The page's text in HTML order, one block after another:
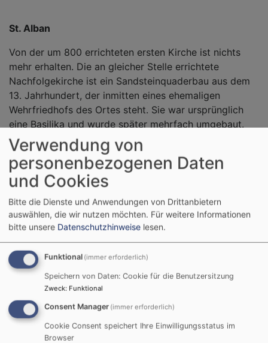
St. Alban
Von der um 800 errichteten ersten Kirche ist nichts
mehr erhalten. Die an gleicher Stelle errichtete
Nachfolgekirche ist ein Sandsteinquaderbau aus dem
13. Jahrhundert, der inmitten eines ehemaligen
Wehrfriedhofs des Ortes steht. Sie war ursprünglich
eine Basilika und wurde später mehrfach umgebaut.
Die Ausstattung der Kirche ist im Markgrafenstil
gehalten und stammt aus der Zeit der
Kirchenrenovierung von 1804, geplant und ausgeführt
von Bauinspektor Spindler, der seine Ausbildung in der
markgräflichen Zeit erhielt,
Kirche St. Alban
Hauptstraße 25
91623 Sachsen bei
Ansbach
Dekanat Ansbach
Kirchenkreis Ansbach
91623 Sachsen bei
Ansbach
E-Mail:
pfarramt.sachsen@elkb.de
Verwendung von
personenbezogenen Daten
und Cookies
Bitte die Dienste und Anwendungen von Drittanbietern
auswählen, die wir nutzen möchten. Für weitere Informationen
bitte unsere Datenschutzhinweise lesen.
Funktional (immer erforderlich)
Speichern von Daten: Cookie für die Benutzersitzung
Zweck: Funktional
Consent Manager (immer erforderlich)
Cookie Consent speichert Ihre Einwilligungsstatus im
Browser